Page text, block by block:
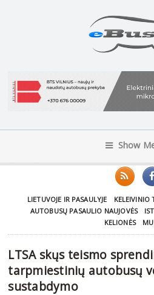
Show
LIETUVOJE IR PASAULYJE
KELEIVINIO
AUTOBUSŲ PASAULIO NAUJOVĖS
KELIONĖS
LTSA skųs teismo
tarpmiestinių autobusų
sustabdymo